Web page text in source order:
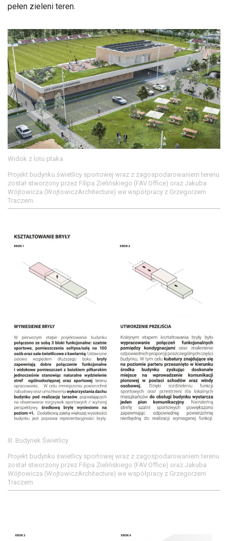
pełen zieleni teren.
Widok z lotu ptaka
Projekt budynku świetlicy sportowej wraz z zagospodarowaniem terenu
został stworzony przez Filipa Zielińskiego (FAV.Office) oraz Jakuba
Wójtowicza (WojtowiczArchitecture) we współpracy z Grzegorzem
Traczem.
III. Budynek Świetlicy
Projekt budynku świetlicy sportowej wraz z zagospodarowaniem terenu
został stworzony przez Filipa Zielińskiego (FAV.Office) oraz Jakuba
Wójtowicza (WojtowiczArchitecture) we współpracy z Grzegorzem
Traczem.